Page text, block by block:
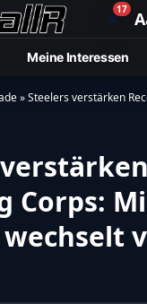
🔔17
Meine Interessen
»Steelers verstärken Receiving Corps:
Corps: